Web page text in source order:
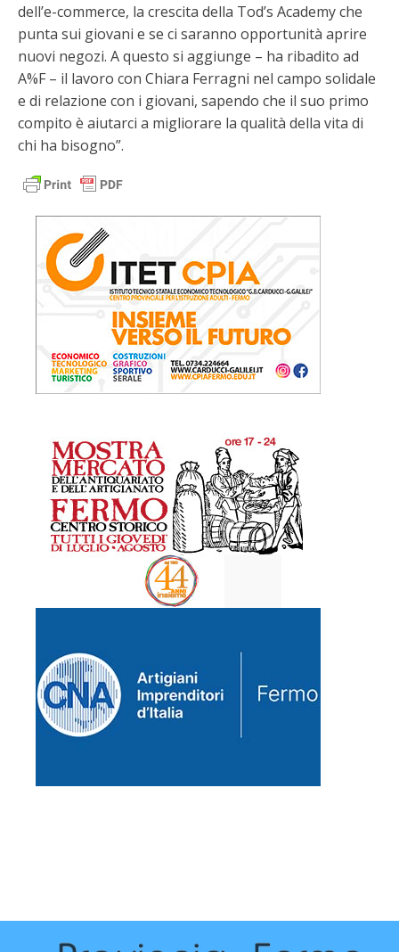
dell’e-commerce, la crescita della Tod’s Academy che
punta sui giovani e se ci saranno opportunità aprire
nuovi negozi. A questo si aggiunge – ha ribadito ad
A%F – il lavoro con Chiara Ferragni nel campo solidale
e di relazione con i giovani, sapendo che il suo primo
compito è aiutarci a migliorare la qualità della vita di
chi ha bisogno”.